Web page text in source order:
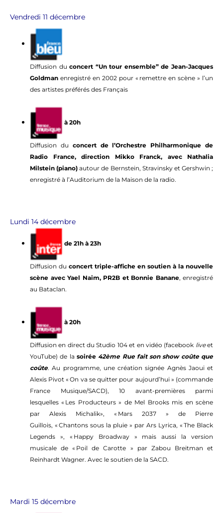
Vendredi 11 décembre
Diffusion duconcert “Un tour ensemble” de Jean-Jacques
Goldman enregistré en 2002 pour « remettre en scène » l’un
des artistes préférés des Français
à 20h
Diffusion du concert de l’Orchestre Philharmonique de
Radio France, direction Mikko Franck, avec Nathalia
Milstein (piano) autour de Bernstein, Stravinsky et Gershwin ;
enregistré à l’Auditorium de la Maison de la radio.
Lundi 14 décembre
de 21h à 23h
Diffusion du concert triple-affiche en soutien à la nouvelle
scène avec Yael Naim, PR2B et Bonnie Banane, enregistré
au Bataclan.
à 20h
Diffusion en direct du Studio 104 et en vidéo (facebook liveet
YouTube) de la soirée 42ème Rue fait son show coûte que
coûte. Au programme, une création signée Agnès Jaoui et
Alexis Pivot « On va se quitter pour aujourd’hui » (commande
France Musique/SACD), 10 avant-premières parmi
lesquelles « Les Producteurs » de Mel Brooks mis en scène
par Alexis Michalik», « Mars 2037 » de Pierre
Guillois, « Chantons sous la pluie » par Ars Lyrica, « The Black
Legends », « Happy Broadway » mais aussi la version
musicale de « Poil de Carotte » par Zabou Breitman et
Reinhardt Wagner. Avec le soutien de la SACD.
Mardi 15 décembre